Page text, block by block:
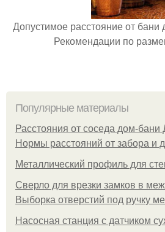
Допустимое расстояние от бани
Рекомендации по
Популярные материалы
Расстояния от соседа дом-бани
Нормы расстояний от забора и
Металлический профиль для
Сверло для врезки замков в
Выборка отверстий под ручку
Насосная станция с датчиком